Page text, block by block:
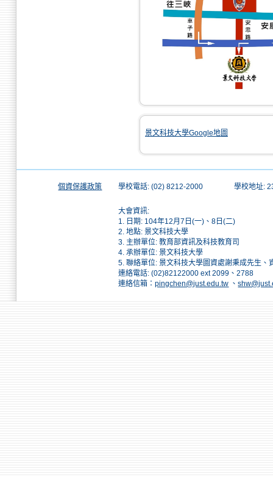
景文科技大學Google地圖
個資保護政策 學校電話: (02) 8212-2000 學校地址:
大會資訊:
1. 日期: 104年12月7日(一)、8日(二)
2. 地點: 景文科技大學
3. 主辦單位: 教育部資訊及科技教育司
4. 承辦單位: 景文科技大學
5. 聯絡單位: 景文科技大學圖資處謝秉成先生、
連絡電話: (02)82122000 ext 2099、2788
連絡信箱：pingchen@just.edu.tw 、